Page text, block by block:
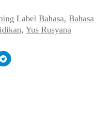
Label Bahasa, Bahasa
, Yus Rusyana